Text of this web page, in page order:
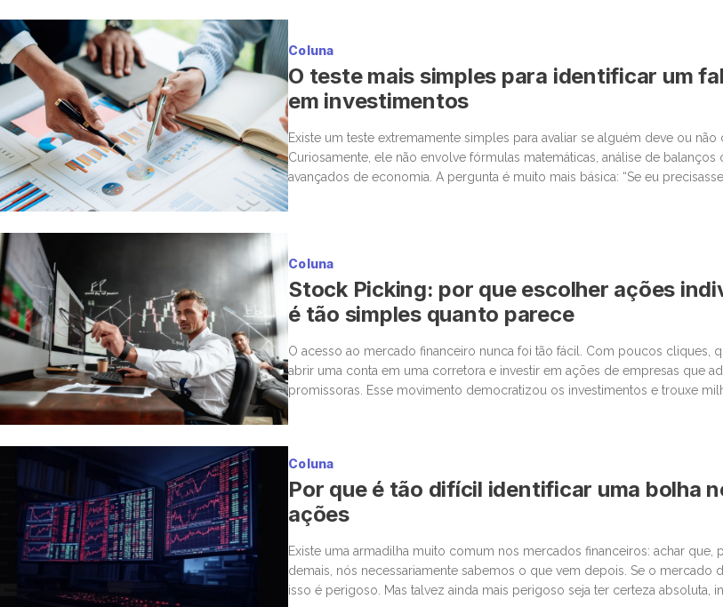
Coluna
O teste mais simples para identificar um
em investimentos
Existe um teste extremamente simples para avaliar se alguém deve ou não
Curiosamente, ele não envolve fórmulas matemáticas, análise de
avançados de economia. A pergunta é muito mais básica: “Se eu
Coluna
Stock Picking: por que escolher ações
é tão simples quanto parece
O acesso ao mercado financeiro nunca foi tão fácil. Com poucos cliques,
abrir uma conta em uma corretora e investir em ações de empresas que
promissoras. Esse movimento democratizou os investimentos e trouxe
Coluna
Por que é tão difícil identificar uma bolha
ações
Existe uma armadilha muito comum nos mercados financeiros: achar que,
demais, nós necessariamente sabemos o que vem depois. Se o mercado
isso é perigoso. Mas talvez ainda mais perigoso seja ter certeza absoluta,